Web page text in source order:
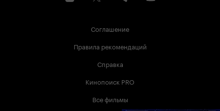
Соглашение
Правила рекомендаций
Справка
Кинопоиск PRO
Все фильмы